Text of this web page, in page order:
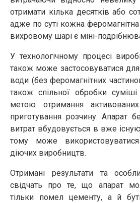
отримати кілька десятків або
адже по суті кожна феромагнітна
вихровому шарі є міні-
У технологічному процесі
також може застосовуватися для
води (без феромагнітних
також спільної обробки
метою отримання
приготування розчину. Апарат
витрат вбудовується в вже
тому може
діючих виробництв.
Отримані результати та
свідчать про те, що апарат
тільки помел цементу, а й